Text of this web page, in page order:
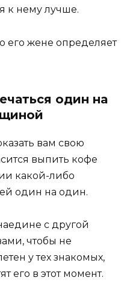
к нему лучше.
его жене определяет
один на
вам свою
выпить кофе
какой-либо
один на один.
с другой
чтобы не
у тех знакомых,
его в этот момент.